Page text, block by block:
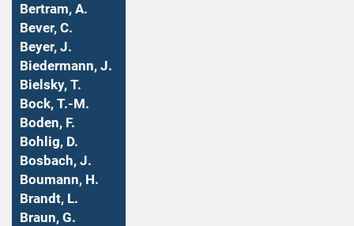
Bertram, A.
Bever, C.
Beyer, J.
Biedermann, J.
Bielsky, T.
Bock, T.-M.
Boden, F.
Bohlig, D.
Bosbach, J.
Boumann, H.
Brandt, L.
Braun, G.